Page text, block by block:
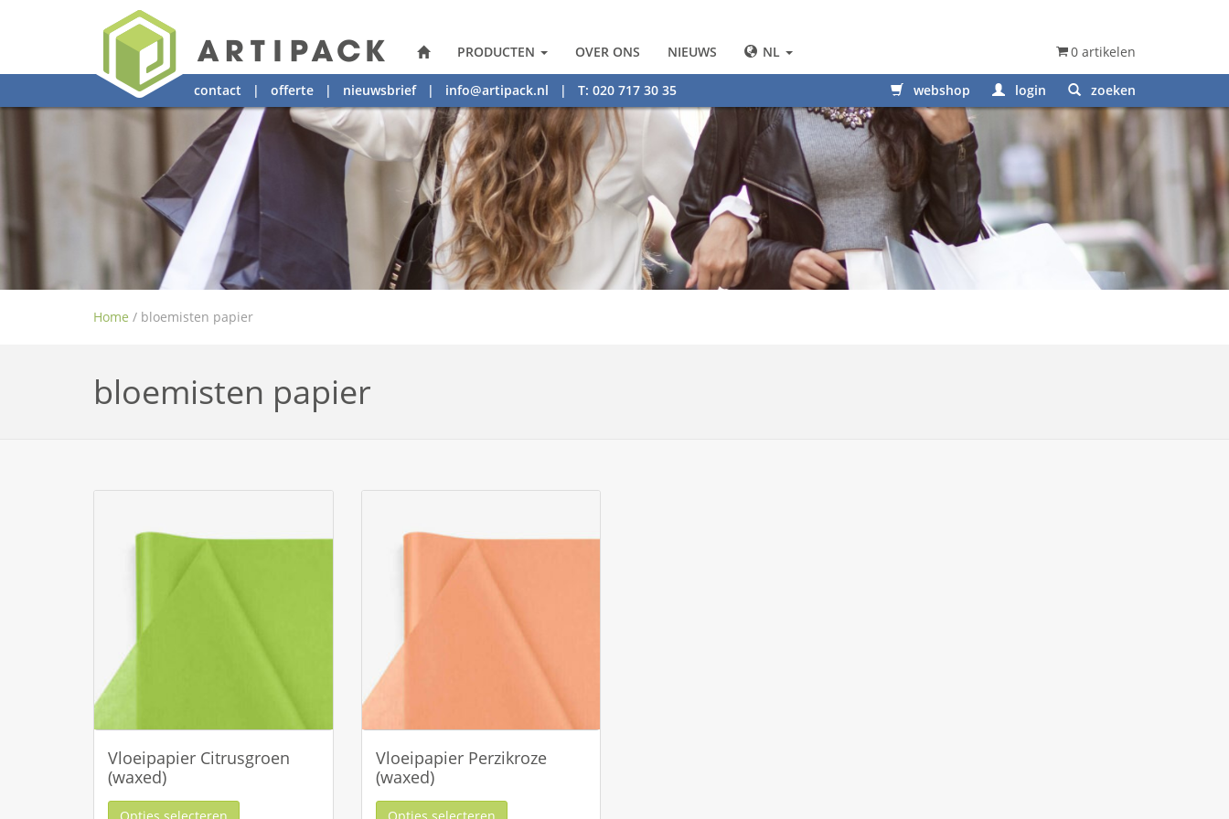
PRODUCTEN OVER ONS NIEUWS NL 0 artikelen
contact | offerte | nieuwsbrief| info@artipack.nl | T: 020 717 30 35 webshop login zoeken
Home / bloemisten papier
bloemisten papier
Vloeipapier Citrusgroen
(waxed)
Opties selecteren
Vloeipapier Perzikroze
(waxed)
Opties selecteren